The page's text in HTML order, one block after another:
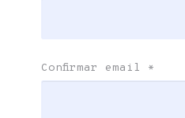
Confirmar email *